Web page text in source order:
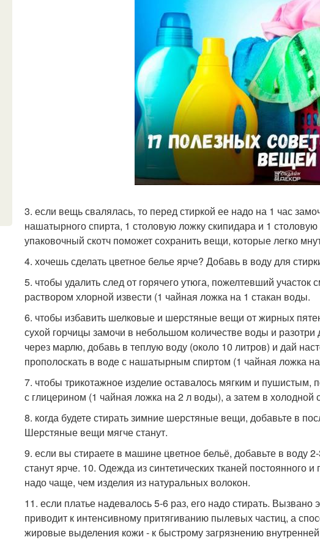
3. если вещь свалялась, то перед стиркой ее надо на 1 час
нашатырного спирта, 1 столовую ложку скипидара и 1
упаковочный скотч поможет сохранить вещи, которые легко
4. хочешь сделать цветное белье ярче? Добавь в воду для
5. чтобы удалить след от горячего утюга, пожелтевший
раствором хлорной извести (1 чайная ложка на 1 стакан воды.
6. чтобы избавить шелковые и шерстяные вещи от жирных
сухой горчицы замочи в небольшом количестве воды и
через марлю, добавь в теплую воду (около 10 литров) и дай
прополоскать в воде с нашатырным спиртом (1 чайная ложка
7. чтобы трикотажное изделие оставалось мягким и пушистым,
с глицерином (1 чайная ложка на 2 л воды), а затем в
8. когда будете стирать зимние шерстяные вещи, добавьте в
Шерстяные вещи мягче станут.
9. если вы стираете в машине цветное бельё, добавьте в воду
станут ярче. 10. Одежда из синтетических тканей постоянного
надо чаще, чем изделия из натуральных волокон.
11. если платье надевалось 5-6 раз, его надо стирать. Вызвано
приводит к интенсивному притягиванию пылевых частиц, а
жировые выделения кожи - к быстрому загрязнению